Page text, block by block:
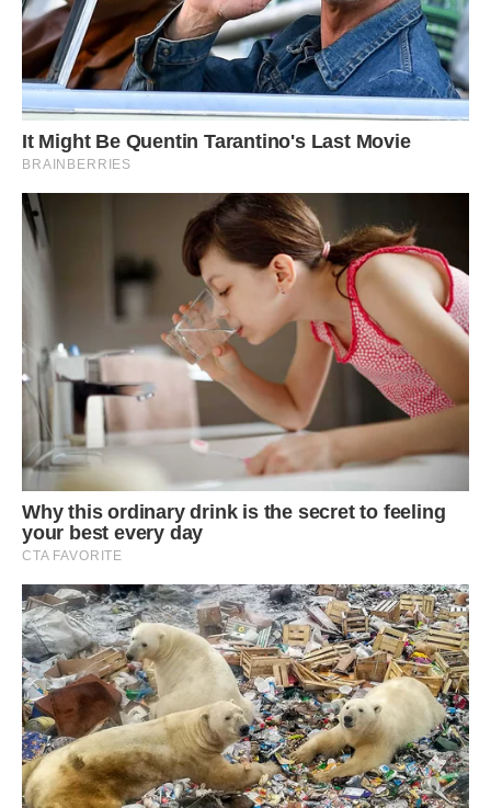
Але не завадить внести фосфор і калій, підвести підпори
під гілки, навантажені плодами.
Малина
Її пагони, що принесли плоди, вирізують одразу після
збирання ягід, не забуваючи видалити частину молодих
пагонів (слабких, вигнутих).
Рослини також підживлюють фосфорно-калійними
добривами. Під рослинами розкладають компост,
Смородина
Можна видалити всі потворні, які заважають вільній
циркуляції повітря, хворі пагони. Також слід
використовувати добрива: суперфосфат і калій.